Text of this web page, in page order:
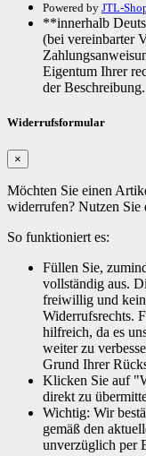
Powered by JTL-
**innerhalb
(bei vereinbarter
Eigentum Ihrer
der Beschreibung.
Widerrufsformular
×
Möchten Sie einen
widerrufen? Nutzen Sie
So funktioniert es:
Füllen Sie,
vollständig aus.
freiwillig und
Widerrufsrechts.
hilfreich, da es
weiter zu
Grund Ihrer
Klicken Sie auf
direkt zu
Wichtig: Wir
gemäß den
unverzüglich per